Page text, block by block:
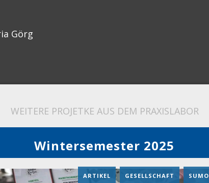
Görg
WEITERE PROJETKE AUS DEM PRAXISLABOR
Wintersemester 2025
ARTIKEL , GESELLSCHAFT , SUMO